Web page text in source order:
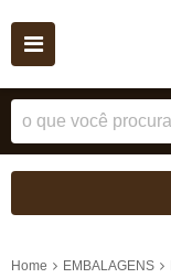
Home EMBALAGENS